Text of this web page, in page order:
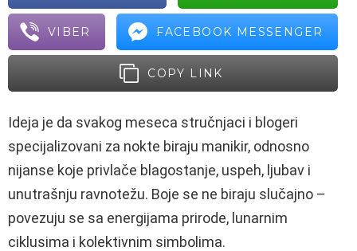
VIBER FACEBOOK MESSENGER
COPY LINK
Ideja je da svakog meseca stručnjaci i blogeri
specijalizovani za nokte biraju manikir, odnosno
nijanse koje privlače blagostanje, uspeh, ljubav i
unutrašnju ravnotežu. Boje se ne biraju slučajno –
povezuju se sa energijama prirode, lunarnim
ciklusima i kolektivnim simbolima.